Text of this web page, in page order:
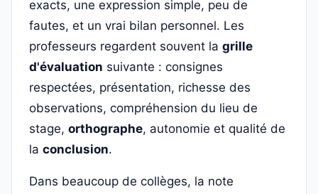
exacts, une expression simple, peu de
fautes, et un vrai bilan personnel. Les
professeurs regardent souvent la grille
d'évaluation suivante : consignes
respectées, présentation, richesse des
observations, compréhension du lieu de
stage, orthographe, autonomie et qualité de
la conclusion.
Dans beaucoup de collèges, la note